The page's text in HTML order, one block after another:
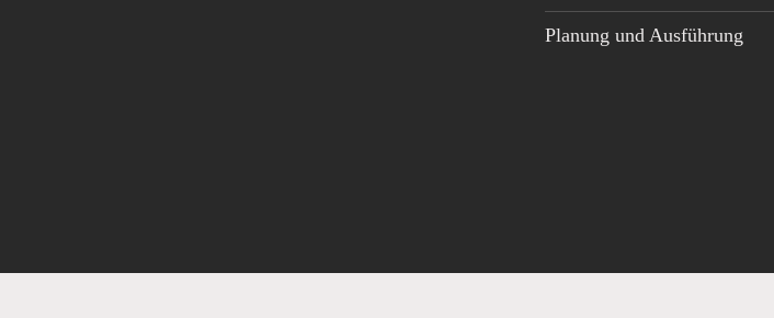
Planung und Ausführung